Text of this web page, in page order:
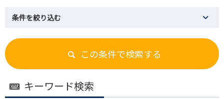
条件を絞り込む
この条件で検索する
キーワード検索